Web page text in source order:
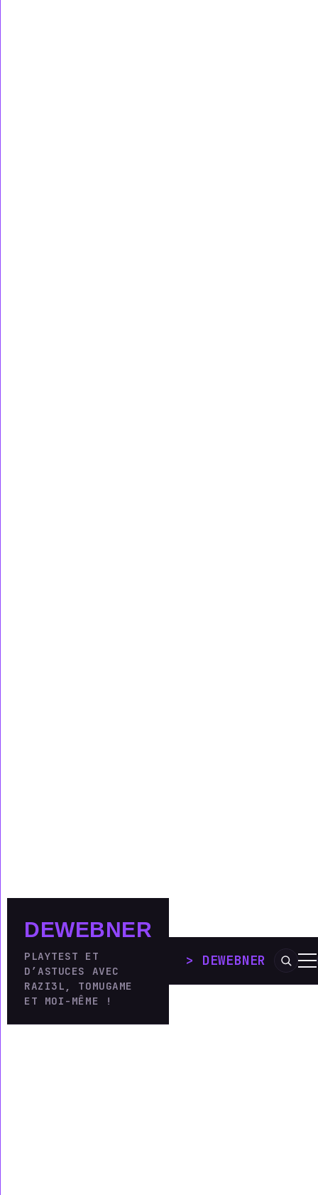
DEWEBNER
PLAYTEST ET
D’ASTUCES AVEC
RAZI3L, TOMUGAME
ET MOI-MÊME !
DEWEBNER